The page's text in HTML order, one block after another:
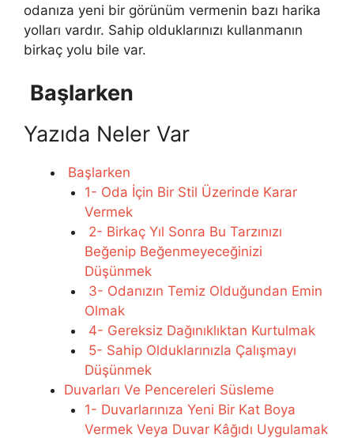
odanıza yeni bir görünüm vermenin bazı harika
yolları vardır. Sahip olduklarınızı kullanmanın
birkaç yolu bile var.
Başlarken
Yazıda Neler Var
Başlarken
1- Oda İçin Bir Stil Üzerinde Karar
Vermek
2- Birkaç Yıl Sonra Bu Tarzınızı
Beğenip Beğenmeyeceğinizi
Düşünmek
3- Odanızın Temiz Olduğundan Emin
Olmak
4- Gereksiz Dağınıklıktan Kurtulmak
5- Sahip Olduklarınızla Çalışmayı
Düşünmek
Duvarları Ve Pencereleri Süsleme
1- Duvarlarınıza Yeni Bir Kat Boya
Vermek Veya Duvar Kâğıdı Uygulamak